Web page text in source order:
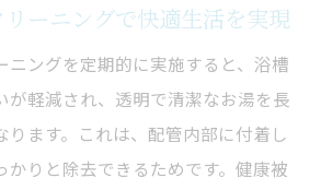
ーニングで快適生活を実現
ニングを定期的に実施すると、浴槽
が軽減され、透明で清潔なお湯を長
ります。これは、配管内部に付着し
かりと除去できるためです。健康被